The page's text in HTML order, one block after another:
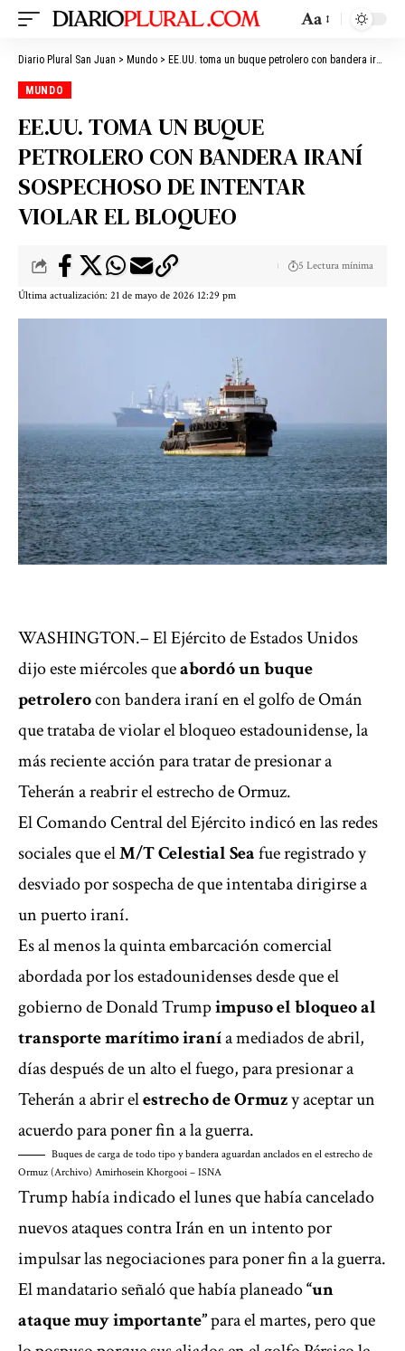
Aa
Diario Plural San Juan > Mundo > EE.UU. toma un buque petrolero con bandera iraní sospechoso de intentar violar el bloqueo
MUNDO
EE.UU. TOMA UN BUQUE
PETROLERO CON BANDERA IRANÍ
SOSPECHOSO DE INTENTAR
VIOLAR EL BLOQUEO
Última actualización: 21 de mayo de 2026 12:29 pm
5 Lectura mínima
WASHINGTON.– El Ejército de Estados Unidos
dijo este miércoles queabordó un buque
petrolerocon bandera iraní en el golfo de Omán
que trataba de violar el bloqueo estadounidense, la
más reciente acción para tratar depresionar a
Teherána reabrir el estrecho de Ormuz.
El Comando Central del Ejército indicó en las redes
sociales que elM/T Celestial Seafue registrado y
desviado por sospecha de que intentaba dirigirse a
un puerto iraní.
Es al menos la quinta embarcación comercial
abordada por los estadounidenses desde que el
gobierno de Donald Trumpimpuso el bloqueo al
transporte marítimo iranía mediados de abril,
días después de un alto el fuego, para presionar a
Teherán a abrir elestrecho de Ormuzy aceptar un
acuerdo para poner fin a la guerra.
Buques de carga de todo tipo y bandera aguardan anclados en el estrecho de
Ormuz (Archivo) Amirhosein Khorgooi – ISNA
Trump había indicado el lunes que había cancelado
nuevos ataques contra Irán en un intento por
impulsar las negociaciones para poner fin a la guerra.
El mandatario señaló que había planeado“un
ataque muy importante”para el martes, pero que